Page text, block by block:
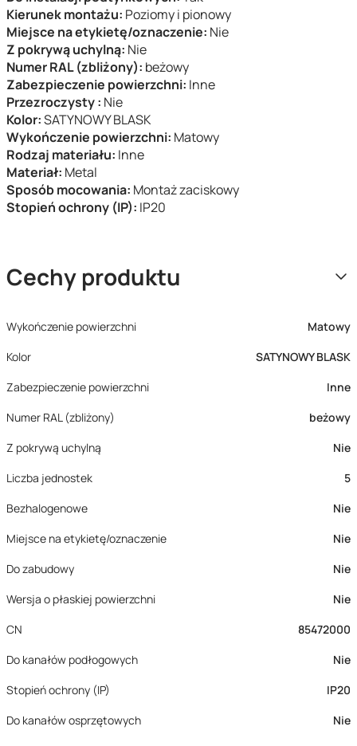
Kierunek montażu: Poziomy i pionowy
Miejsce na etykietę/oznaczenie: Nie
Z pokrywą uchylną: Nie
Numer RAL (zbliżony): beżowy
Zabezpieczenie powierzchni: Inne
Przezroczysty : Nie
Kolor:SATYNOWY BLASK
Wykończenie powierzchni: Matowy
Rodzaj materiału: Inne
Materiał: Metal
Sposób mocowania: Montaż zaciskowy
Stopień ochrony (IP): IP20
Cechy produktu
Wykończenie powierzchni
Matowy
Kolor
SATYNOWY BLASK
Zabezpieczenie powierzchni
Inne
Numer RAL (zbliżony)
beżowy
Z pokrywą uchylną
Nie
Liczba jednostek
5
Bezhalogenowe
Nie
Miejsce na etykietę/oznaczenie
Nie
Do zabudowy
Nie
Wersja o płaskiej powierzchni
Nie
CN
85472000
Do kanałów podłogowych
Nie
Stopień ochrony (IP)
IP20
Do kanałów osprzętowych
Nie